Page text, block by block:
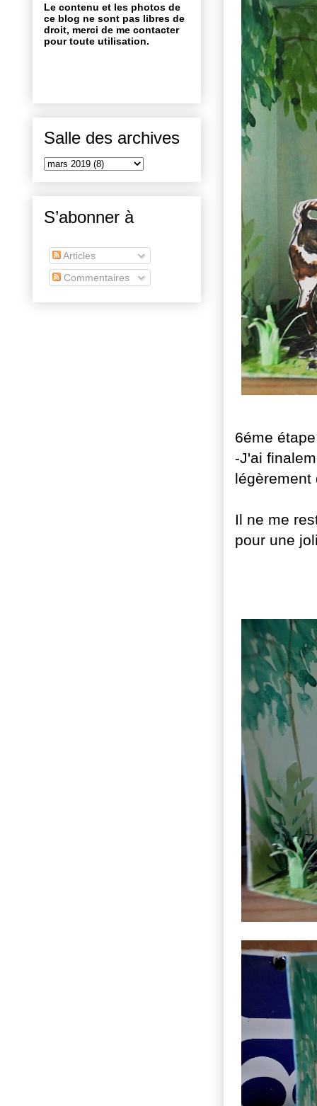
6éme
-J'ai
légèrement
Il ne me
pour une
Le contenu et les photos de
ce blog ne sont pas libres de
droit, merci de me contacter
pour toute utilisation.
Salle des archives
S’abonner à
Articles
Commentaires